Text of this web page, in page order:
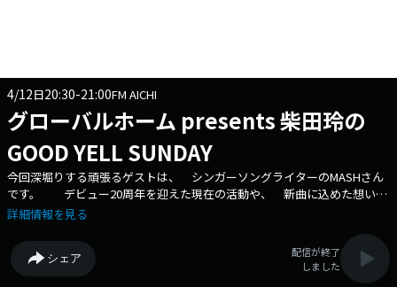
4/12日20:30-21:00FM AICHI
グローバルホーム presents 柴田玲の
GOOD YELL SUNDAY
今回深堀りする頑張るゲストは、 シンガーソングライターのMASHさん
です。 デビュー20周年を迎えた現在の活動や、 新曲に込めた想い、
ライブ前のルーティーン、 今後の展望などについて伺います。 ◆東
で頑張る人たちをゲストに迎え、日々の努力、挑戦、夢に向かって歩む道
のりなど、それぞれの頑張るストーリーを深掘りします。ラジオを聞くと
ついつい応援したくなる、明日から自分も前へ進もうと思える、そんな頑
詳細情報を見る
シェア
配信が終了
しました